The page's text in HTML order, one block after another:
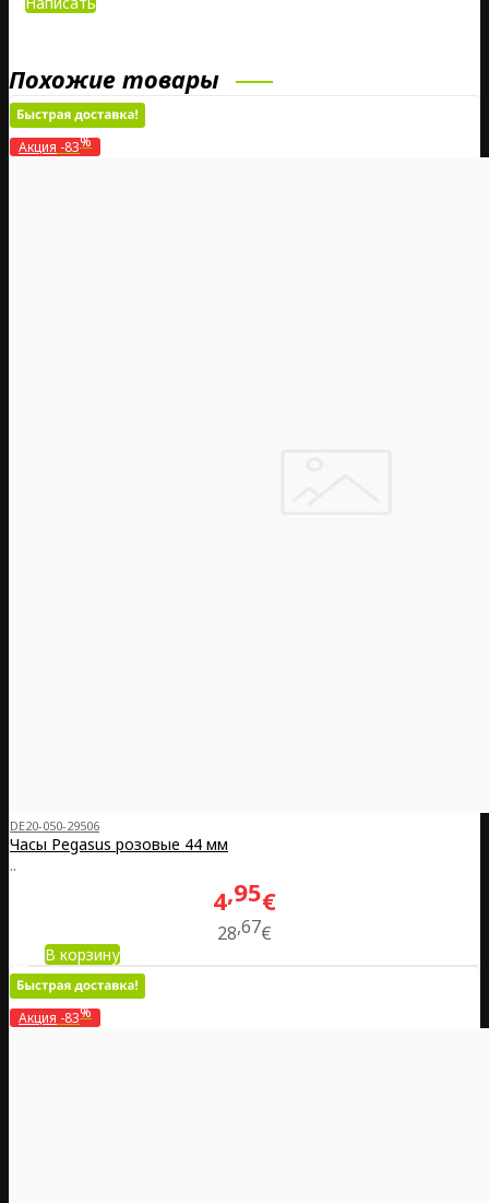
Похожие товары
Акция -83%
DE20-050-29506
Часы Pegasus розовые 44 мм
..
4 95€
28 67€
В корзину
Акция -83%